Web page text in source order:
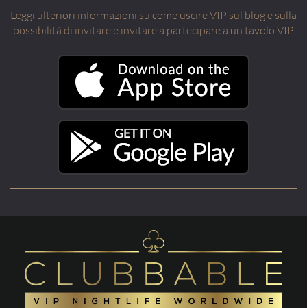
Leggi ulteriori informazioni su come uscire VIP sul blog e sulla
possibilità di invitare e invitare a partecipare a un tavolo VIP.